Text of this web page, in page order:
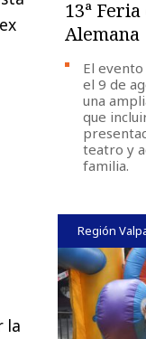
la
13ª
Alemana
El
el 9 de
una
que
teatro y
familia.
Región